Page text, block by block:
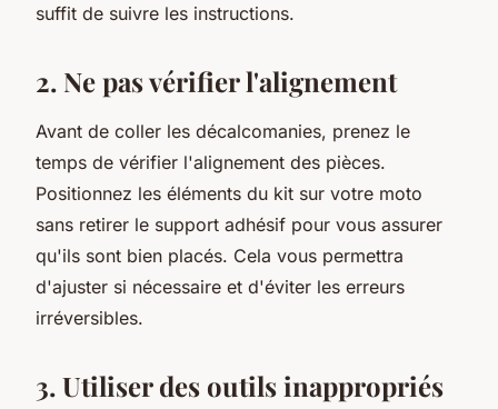
suffit de suivre les instructions.
2. Ne pas vérifier l'alignement
Avant de coller les décalcomanies, prenez le
temps de vérifier l'alignement des pièces.
Positionnez les éléments du kit sur votre moto
sans retirer le support adhésif pour vous assurer
qu'ils sont bien placés. Cela vous permettra
d'ajuster si nécessaire et d'éviter les erreurs
irréversibles.
3. Utiliser des outils inappropriés